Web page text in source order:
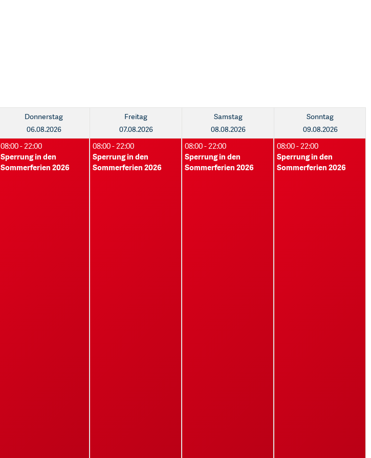
Donnerstag
06.08.2026
08:00 - 22:00
Sperrung in den
Sommerferien 2026
Freitag
07.08.2026
08:00 - 22:00
Sperrung in den
Sommerferien 2026
Samstag
08.08.2026
08:00 - 22:00
Sperrung in den
Sommerferien 2026
Sonntag
09.08.2026
08:00 - 22:00
Sperrung in den
Sommerferien 2026